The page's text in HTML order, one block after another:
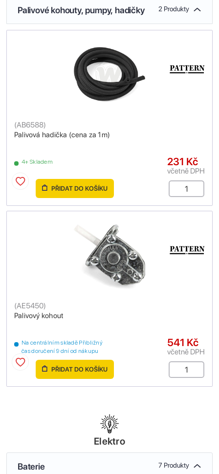
Palivové kohouty, pumpy, hadičky 2 Produkty
Palivová hadička (cena za 1m)
(AB6588)
4+ Skladem 231 Kč
včetně DPH
PŘIDAT DO KOŠÍKU
Palivový kohout
(AE5450)
Na centrálním skladě Přibližný
čas doručení 9 dní od nákupu
541 Kč
včetně DPH
PŘIDAT DO KOŠÍKU
Elektro
Baterie 7 Produkty